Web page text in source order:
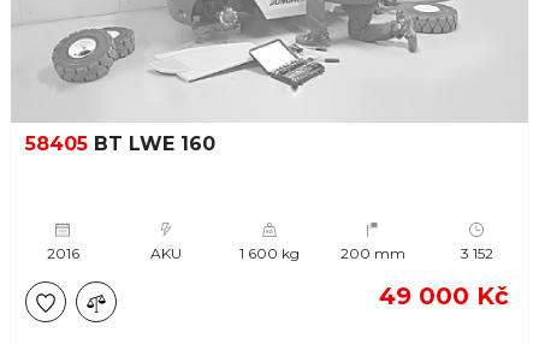
58405 BT LWE 160
2016 AKU 1 600 kg 200 mm 3 152
49 000 Kč